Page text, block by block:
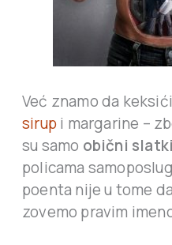
Već znamo da
sirupi margarine –
su samo obični
policama
poenta nije u tome
zovemo pravim